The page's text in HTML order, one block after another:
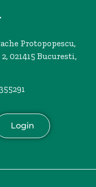
Protopopescu,
021415 Bucuresti,
Login